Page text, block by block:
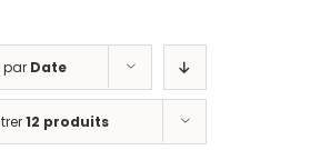
par Date
12 produits